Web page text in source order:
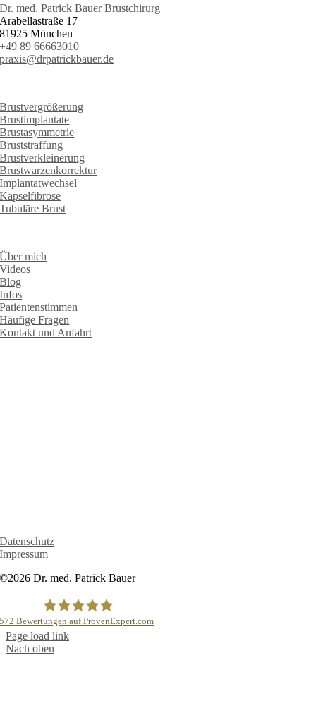
Dr. med. Patrick Bauer Brustchirurg
Arabellastraße 17
81925 München
+49 89 66663010
praxis@drpatrickbauer.de
Brustvergrößerung
Brustimplantate
Brustasymmetrie
Bruststraffung
Brustverkleinerung
Brustwarzenkorrektur
Implantatwechsel
Kapselfibrose
Tubuläre Brust
Über mich
Videos
Blog
Infos
Patientenstimmen
Häufige Fragen
Kontakt und Anfahrt
Datenschutz
Impressum
©2026 Dr. med. Patrick Bauer
Dr.med.Patrick Bauer Brustchirurg
572 Bewertungen auf ProvenExpert.com
Page load link
Nach oben